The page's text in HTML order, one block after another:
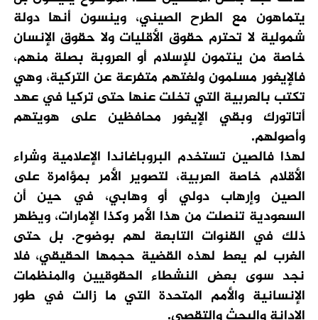
يتماهون مع الطرح الصيني، وينسون أنها دولة
شمولية لا تحترم حقوق الأقليات ولا حقوق الإنسان
خاصة من ينتمون للإسلام أو العروبة بصلة منهم،
فالإيغور مسلمون ولغتهم متفرعة عن التركية، وهي
تكتب بالعربية التي تخلت عنها حتى تركيا في عهد
أتاتورك وبقي الإيغور محافظين على هويتهم
وأصولهم.
لهذا فالصين تستخدم البروباغاندا الإعلامية وشراء
الأقلام خاصة العربية، لتصوير الأمر بمؤامرة على
الصين وإرهاب دولي أو وهابي، في حين أن
السعودية تنصلت من هذا الأمر وكذا الإمارات، ويظهر
ذلك في القنوات التابعة لهم بوضوح. بل حتى
الغرب لم يعط لهذه القضية حجمها الحقيقي، فلا
نجد سوى بعض النشطاء الحقوقيين والمنظمات
الإنسانية والأمم المتحدة التي ما زالت في طور